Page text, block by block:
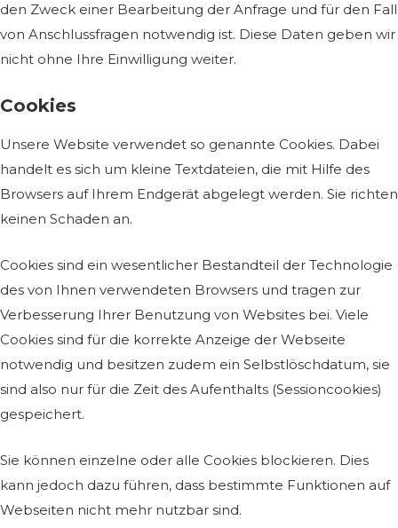
den Zweck einer Bearbeitung der Anfrage und für den Fall
von Anschlussfragen notwendig ist. Diese Daten geben wir
nicht ohne Ihre Einwilligung weiter.
Cookies
Unsere Website verwendet so genannte Cookies. Dabei
handelt es sich um kleine Textdateien, die mit Hilfe des
Browsers auf Ihrem Endgerät abgelegt werden. Sie richten
keinen Schaden an.
Cookies sind ein wesentlicher Bestandteil der Technologie
des von Ihnen verwendeten Browsers und tragen zur
Verbesserung Ihrer Benutzung von Websites bei. Viele
Cookies sind für die korrekte Anzeige der Webseite
notwendig und besitzen zudem ein Selbstlöschdatum, sie
sind also nur für die Zeit des Aufenthalts (Sessioncookies)
gespeichert.
Sie können einzelne oder alle Cookies blockieren. Dies
kann jedoch dazu führen, dass bestimmte Funktionen auf
Webseiten nicht mehr nutzbar sind.